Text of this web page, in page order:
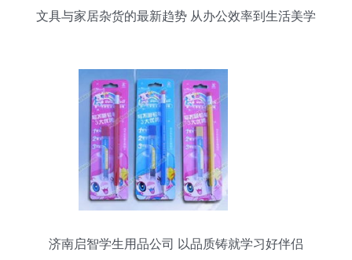
文具与家居杂货的最新趋势 从办公效率到生活美学
济南启智学生用品公司 以品质铸就学习好伴侣